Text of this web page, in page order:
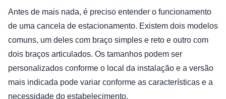
Antes de mais nada, é preciso entender o funcionamento
de uma cancela de estacionamento. Existem dois modelos
comuns, um deles com braço simples e reto e outro com
dois braços articulados. Os tamanhos podem ser
personalizados conforme o local da instalação e a versão
mais indicada pode variar conforme as características e a
necessidade do estabelecimento.